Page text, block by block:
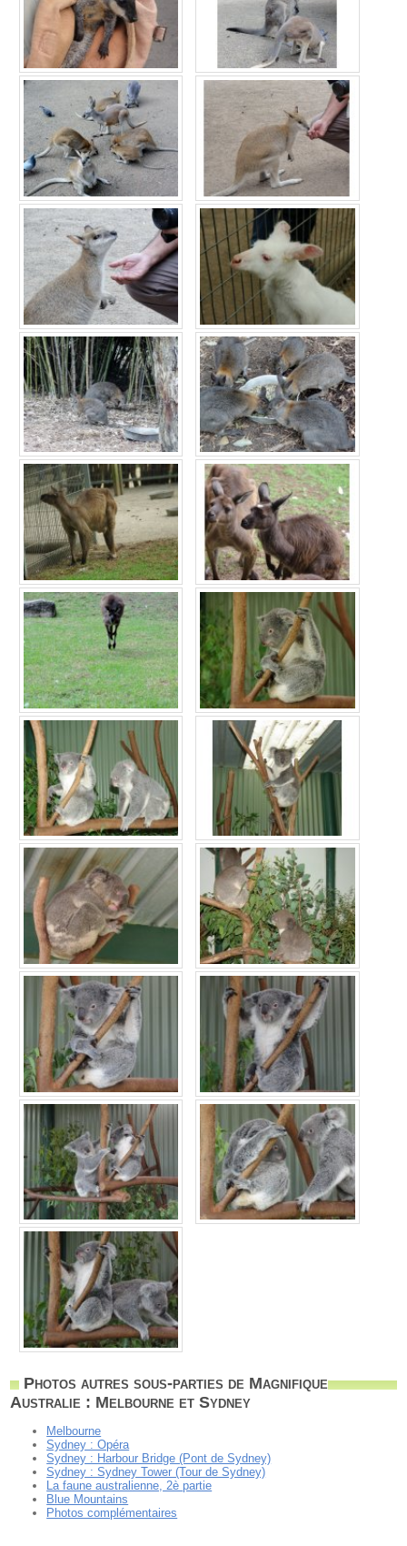
Photos autres sous-parties de Magnifique
Australie : Melbourne et Sydney
Melbourne
Sydney : Opéra
Sydney : Harbour Bridge (Pont de Sydney)
Sydney : Sydney Tower (Tour de Sydney)
La faune australienne, 2è partie
Blue Mountains
Photos complémentaires